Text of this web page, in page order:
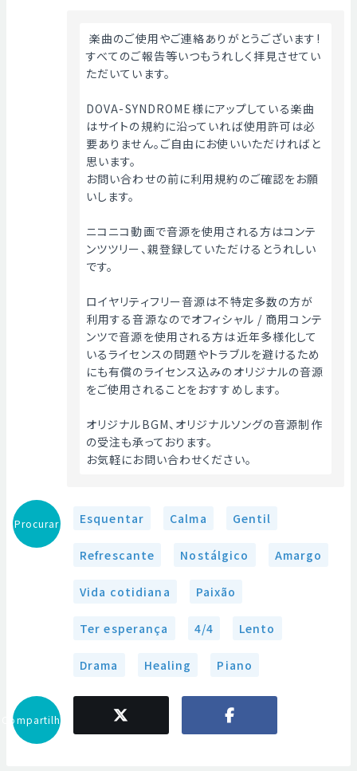
楽曲のご使用やご連絡ありがとうございます!
すべてのご報告等いつもうれしく拝見させてい
ただいています。
DOVA-SYNDROME様にアップしている楽曲
はサイトの規約に沿っていれば使用許可は必
要ありません。ご自由にお使いいただければと
思います。
お問い合わせの前に利用規約のご確認をお願
いします。
ニコニコ動画で音源を使用される方はコンテ
ンツツリー、親登録していただけるとうれしい
です。
ロイヤリティフリー音源は不特定多数の方が
利用する音源なのでオフィシャル / 商用コンテ
ンツで音源を使用される方は近年多様化して
いるライセンスの問題やトラブルを避けるため
にも有償のライセンス込みのオリジナルの音源
をご使用されることをおすすめします。
オリジナルBGM、オリジナルソングの音源制作
の受注も承っております。
お気軽にお問い合わせください。
Procurar Esquentar Calma Gentil
Refrescante Nostálgico Amargo
Vida cotidiana Paixão
Ter esperança 4/4 Lento
Drama Healing Piano
Compartilhar